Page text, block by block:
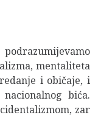
mentaliteta
i običaje, i
bića.
zar